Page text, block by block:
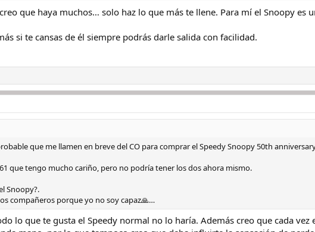
que haya muchos… solo haz lo que más te llene. Para mí el Snoopy es
si te cansas de él siempre podrás darle salida con facilidad.
que me llamen en breve del CO para comprar el Speedy Snoopy 50th
que tengo mucho cariño, pero no podría tener los dos ahora mismo.
Snoopy?.
compañeros porque yo no soy capaz🙏…
lo que te gusta el Speedy normal no lo haría. Además creo que cada